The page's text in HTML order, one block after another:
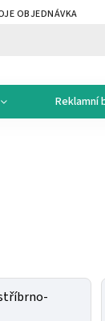
OBJEDNÁVKA
Reklamní